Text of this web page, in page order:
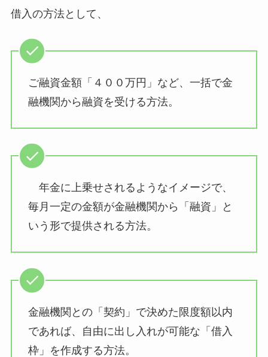
借入の方法として、
ご融資金額「４００万円」など、一括で金
融機関から融資を受ける方法。
年金に上乗せされるようなイメージで、
毎月一定の金額が金融機関から「融資」と
いう形で提供される方法。
金融機関との「契約」で決めた限度額以内
であれば、自由に出し入れが可能な「借入
枠」を作成する方法。